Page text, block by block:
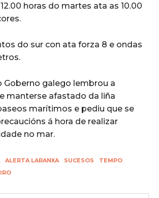
horas do martes ata as 10.00
do sur con ata forza 8 e ondas
Goberno galego lembrou a
manterse afastado da liña
marítimos e pediu que se
á hora de realizar
no mar.
ALERTA LARANXA SUCESOS
TEMPO